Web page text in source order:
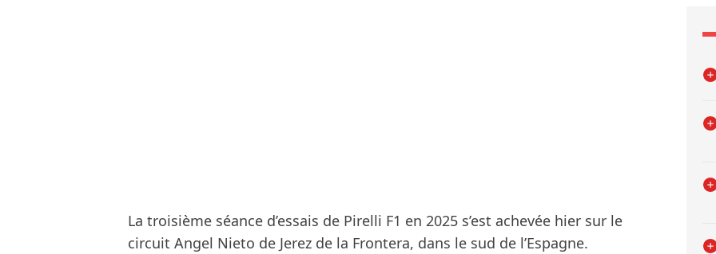
La troisième séance d’essais de Pirelli F1 en 2025 s’est achevée hier sur le
circuit Angel Nieto de Jerez de la Frontera, dans le sud de l’Espagne.